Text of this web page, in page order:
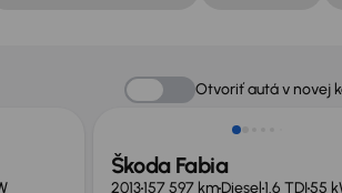
Otvoriť autá v novej
Škoda Fabia
2013157 597 kmDiesel1.6 TDI55